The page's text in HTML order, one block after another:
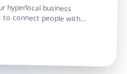
hyperlocal business
connect people with